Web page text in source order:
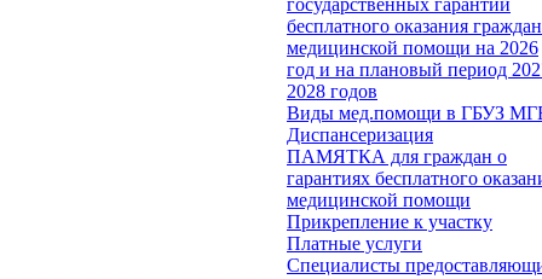
государственных гарантий
бесплатного оказания
медицинской помощи на 2026
год и на плановый период
2028 годов
Виды мед.помощи в ГБУЗ
Диспансеризация
ПАМЯТКА для граждан о
гарантиях бесплатного
медицинской помощи
Прикрепление к участку
Платные услуги
Специалисты